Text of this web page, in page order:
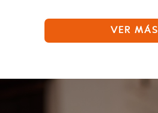
VER MÁS